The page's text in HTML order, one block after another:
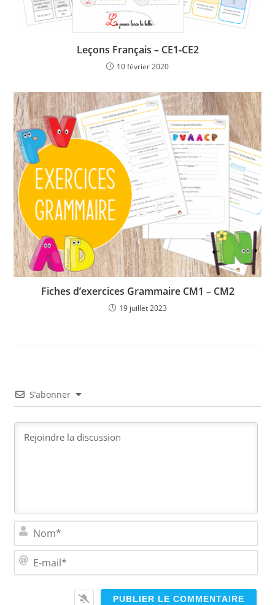
Leçons Français – CE1-CE2
10 février 2020
Fiches d’exercices Grammaire CM1 – CM2
19 juillet 2023
S’abonner
N
m
E
m
a